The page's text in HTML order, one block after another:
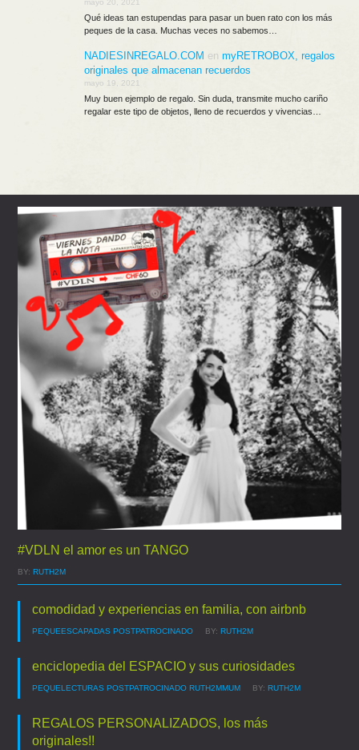
mayo 20, 2021
Qué ideas tan estupendas para pasar un buen rato con los más
peques de la casa. Muchas veces no sabemos…
NADIESINREGALO.COM en myRETROBOX, regalos
originales que almacenan recuerdos
mayo 19, 2021
Muy buen ejemplo de regalo. Sin duda, transmite mucho cariño
regalar este tipo de objetos, lleno de recuerdos y vivencias…
#VDLN el amor es un TANGO
BY:RUTH2M
comodidad y experiencias en familia, con airbnb
PEQUEESCAPADAS POSTPATROCINADO BY:RUTH2M
enciclopedia del ESPACIO y sus curiosidades
PEQUELECTURAS POSTPATROCINADO RUTH2MMUM BY:RUTH2M
REGALOS PERSONALIZADOS, los más
originales!!